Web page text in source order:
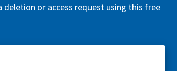
or access request using this free